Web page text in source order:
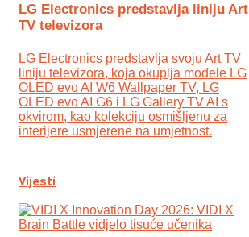
LG Electronics predstavlja liniju Art
TV televizora
LG Electronics predstavlja svoju Art TV
liniju televizora, koja okuplja modele LG
OLED evo AI W6 Wallpaper TV, LG
OLED evo AI G6 i LG Gallery TV AI s
okvirom, kao kolekciju osmišljenu za
interijere usmjerene na umjetnost.
Vijesti